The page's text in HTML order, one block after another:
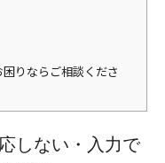
りならご相談くださ
しない・入力で